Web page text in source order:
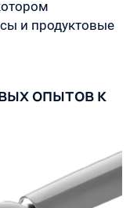
и продуктовые
опытов к